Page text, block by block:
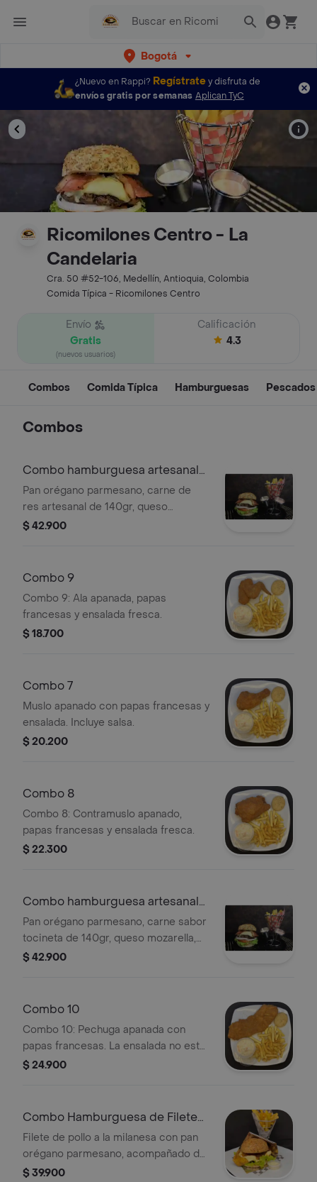
Bogotá
¿Nuevo en Rappi? Regístratey disfruta de
envíos gratis por semanas Aplican TyC
Ricomilones Centro - La
Candelaria
Cra. 50 #52-106, Medellín, Antioquia, Colombia
Comida Típica - Ricomilones Centro
Envío
Gratis
(nuevos usuarios)
Calificación
4.3
Combos Comida Típica Hamburguesas
Combos
Combo hamburguesa artesanal
de res
Pan orégano parmesano, carne de
res artesanal de 140gr, queso
mozzarella, tocineta, cebolla
francesa + gaseosa pet 400ml.
$ 42.900
Combo 9
Combo 9: Ala apanada, papas
francesas y ensalada fresca.
$ 18.700
Combo 7
Muslo apanado con papas francesas y
ensalada. Incluye salsa.
$ 20.200
Combo 8
Combo 8: Contramuslo apanado,
papas francesas y ensalada fresca.
$ 22.300
Combo hamburguesa artesanal
de tocineta
Pan orégano parmesano, carne sabor
tocineta de 140gr, queso mozarella,
tocineta, cebolla caramelizada,
400ml.
$ 42.900
Combo 10
Combo 10: Pechuga apanada con
papas francesas. La ensalada no está
visible en la imagen.
$ 24.900
Combo Hamburguesa de Filete
de Pollo
Filete de pollo a la milanesa con pan
orégano parmesano, acompañado de
queso mozarella, tocineta, cebolla,
$ 39.900